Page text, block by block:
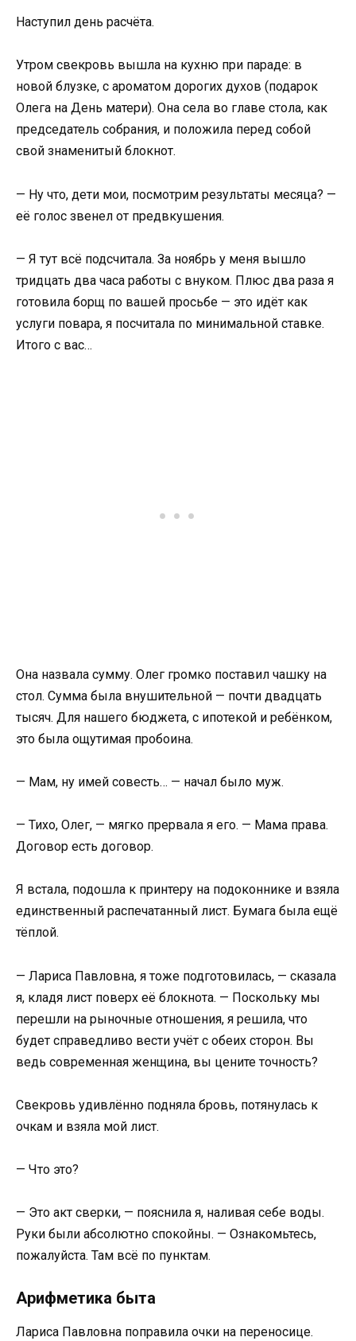
Наступил день расчёта.
Утром свекровь вышла на кухню при параде: в
новой блузке, с ароматом дорогих духов (подарок
Олега на День матери). Она села во главе стола, как
председатель собрания, и положила перед собой
свой знаменитый блокнот.
— Ну что, дети мои, посмотрим результаты месяца? —
её голос звенел от предвкушения.
— Я тут всё подсчитала. За ноябрь у меня вышло
тридцать два часа работы с внуком. Плюс два раза я
готовила борщ по вашей просьбе — это идёт как
услуги повара, я посчитала по минимальной ставке.
Итого с вас…
Она назвала сумму. Олег громко поставил чашку на
стол. Сумма была внушительной — почти двадцать
тысяч. Для нашего бюджета, с ипотекой и ребёнком,
это была ощутимая пробоина.
— Мам, ну имей совесть… — начал было муж.
— Тихо, Олег, — мягко прервала я его. — Мама права.
Договор есть договор.
Я встала, подошла к принтеру на подоконнике и взяла
единственный распечатанный лист. Бумага была ещё
тёплой.
— Лариса Павловна, я тоже подготовилась, — сказала
я, кладя лист поверх её блокнота. — Поскольку мы
перешли на рыночные отношения, я решила, что
будет справедливо вести учёт с обеих сторон. Вы
ведь современная женщина, вы цените точность?
Свекровь удивлённо подняла бровь, потянулась к
очкам и взяла мой лист.
— Что это?
— Это акт сверки, — пояснила я, наливая себе воды.
Руки были абсолютно спокойны. — Ознакомьтесь,
пожалуйста. Там всё по пунктам.
Арифметика быта
Лариса Павловна поправила очки на переносице.